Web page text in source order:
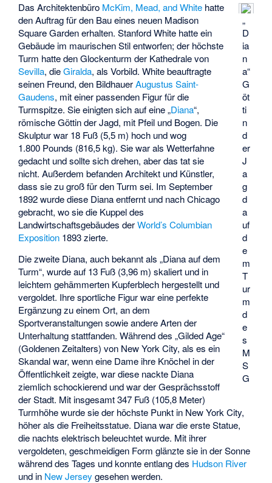
„
D
ia
n
a“
G
öt
ti
n
d
er
J
a
g
d
a
uf
d
e
m
T
ur
m
d
e
s
M
S
G
Das Architektenbüro McKim, Mead, and White hatte
den Auftrag für den Bau eines neuen Madison
Square Garden erhalten. Stanford White hatte ein
Gebäude im maurischen Stil entworfen; der höchste
Turm hatte den Glockenturm der Kathedrale von
Sevilla, dieGiralda, als Vorbild. White beauftragte
seinen Freund, den BildhauerAugustus Saint-
Gaudens, mit einer passenden Figur für die
Turmspitze. Sie einigten sich auf eine „Diana“,
römische Göttin der Jagd, mit Pfeil und Bogen. Die
Skulptur war 18 Fuß (5,5 m) hoch und wog
1.800 Pounds (816,5 kg). Sie war als Wetterfahne
gedacht und sollte sich drehen, aber das tat sie
nicht. Außerdem befanden Architekt und Künstler,
dass sie zu groß für den Turm sei. Im September
1892 wurde diese Diana entfernt und nach Chicago
gebracht, wo sie die Kuppel des
Landwirtschaftsgebäudes derWorld’s Columbian
Exposition 1893 zierte.
Die zweite Diana, auch bekannt als „Diana auf dem
Turm“, wurde auf 13 Fuß (3,96 m) skaliert und in
leichtem gehämmerten Kupferblech hergestellt und
vergoldet. Ihre sportliche Figur war eine perfekte
Ergänzung zu einem Ort, an dem
Sportveranstaltungen sowie andere Arten der
Unterhaltung stattfanden. Während des „Gilded Age“
(Goldenen Zeitalters) von New York City, als es ein
Skandal war, wenn eine Dame ihre Knöchel in der
Öffentlichkeit zeigte, war diese nackte Diana
ziemlich schockierend und war der Gesprächsstoff
der Stadt. Mit insgesamt 347 Fuß (105,8 Meter)
Turmhöhe wurde sie der höchste Punkt in New York City,
höher als die Freiheitsstatue. Diana war die erste Statue,
die nachts elektrisch beleuchtet wurde. Mit ihrer
vergoldeten, geschmeidigen Form glänzte sie in der Sonne
während des Tages und konnte entlang des Hudson River
und in New Jersey gesehen werden.